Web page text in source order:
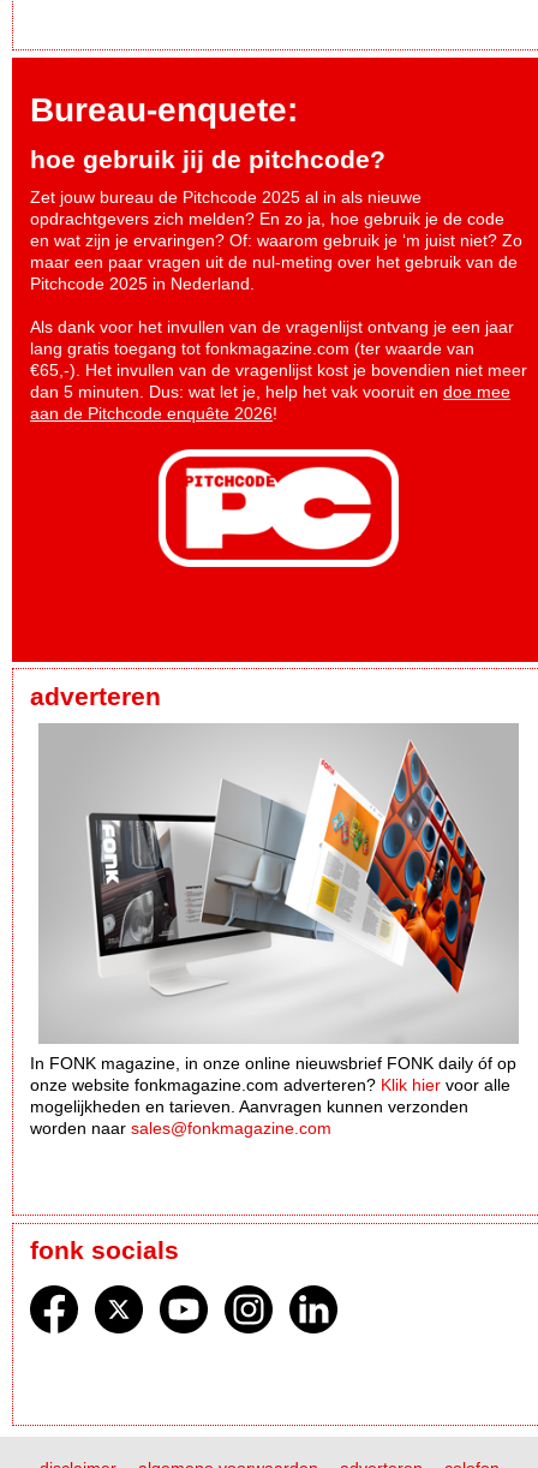
Bureau-enquete:
hoe gebruik jij de pitchcode?
Zet jouw bureau de Pitchcode 2025 al in als nieuwe
opdrachtgevers zich melden? En zo ja, hoe gebruik je de code
en wat zijn je ervaringen? Of: waarom gebruik je ‘m juist niet? Zo
maar een paar vragen uit de nul-meting over het gebruik van de
Pitchcode 2025 in Nederland.
Als dank voor het invullen van de vragenlijst ontvang je een jaar
lang gratis toegang tot fonkmagazine.com (ter waarde van
€65,-). Het invullen van de vragenlijst kost je bovendien niet meer
dan 5 minuten. Dus: wat let je, help het vak vooruit en doe mee
aan de Pitchcode enquête 2026!
adverteren
In FONK magazine, in onze online nieuwsbrief FONK daily óf op
onze website fonkmagazine.com adverteren? Klik hier voor alle
mogelijkheden en tarieven. Aanvragen kunnen verzonden
worden naar sales@fonkmagazine.com
fonk socials